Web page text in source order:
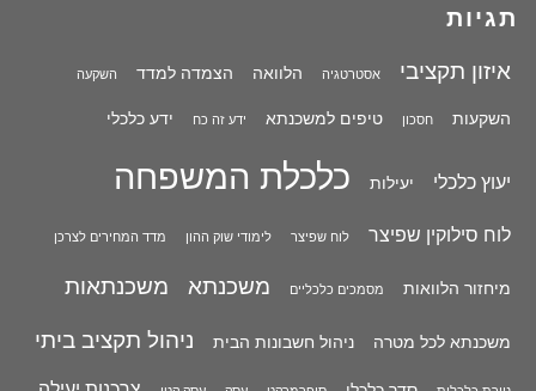
תגיות
איזון תקציבי אסטרטגיה הלוואה הצמדה למדד השקעה
השקעות חסכון טיפים למשכנתא ידע זה כח ידע כלכלי
יעוץ כלכלי יעילות כלכלת המשפחה
לוח סילוקין שפיצר לוח שפיצר לימודי שוק ההון מדד המחירים לצרכן
מיחזור הלוואות מסמכים כלכליים משכנתא משכנתאות
משכנתא לכל מטרה ניהול חשבונות הבית ניהול תקציב ביתי